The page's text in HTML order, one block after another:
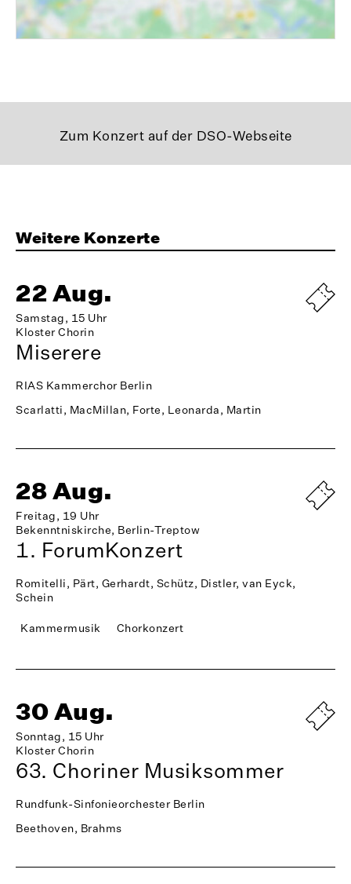
Zum Konzert auf der DSO-Webseite
Weitere Konzerte
22 Aug.
Samstag, 15 Uhr
Kloster Chorin
Miserere
RIAS Kammerchor Berlin
Scarlatti, MacMillan, Forte, Leonarda, Martin
28 Aug.
Freitag, 19 Uhr
Bekenntniskirche, Berlin-Treptow
1. ForumKonzert
Romitelli, Pärt, Gerhardt, Schütz, Distler, van Eyck,
Schein
Kammermusik Chorkonzert
30 Aug.
Sonntag, 15 Uhr
Kloster Chorin
63. Choriner Musiksommer
Rundfunk-Sinfonieorchester Berlin
Beethoven, Brahms